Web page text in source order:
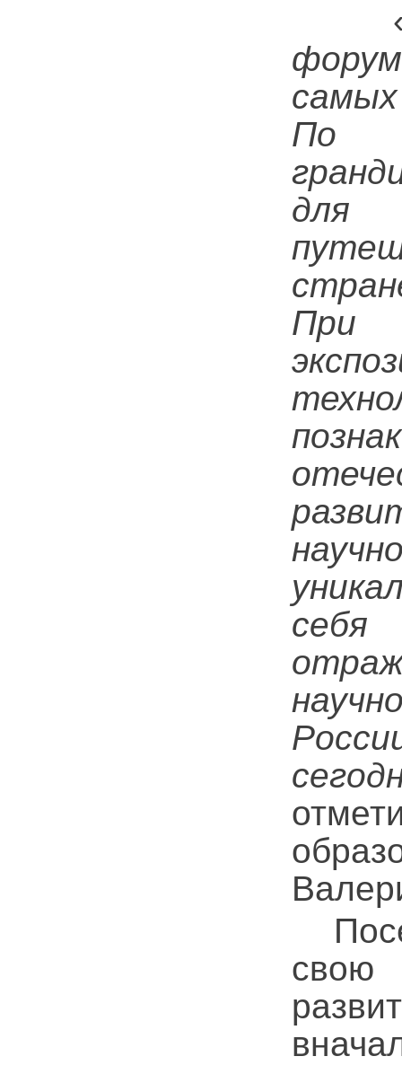
По
для
При
свою